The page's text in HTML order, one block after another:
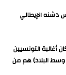
دشنه الإيطالي
أغالبة التونسيين
وسط البلاد) هم من